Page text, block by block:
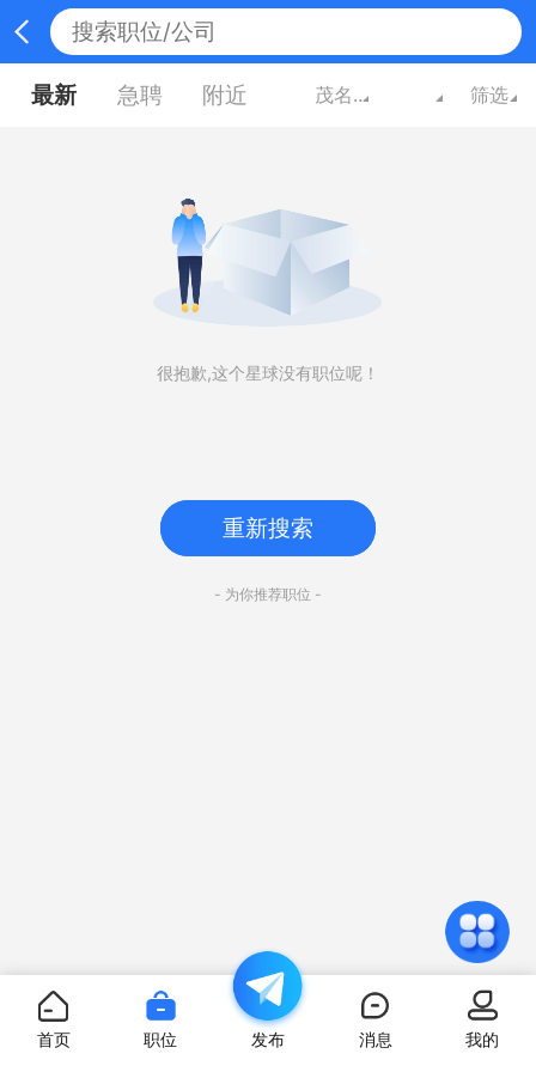
最新 急聘 附近 茂名广东 筛选
很抱歉,这个星球没有职位呢！
重新搜索
- 为你推荐职位 -
首页 职位 发布 消息 我的